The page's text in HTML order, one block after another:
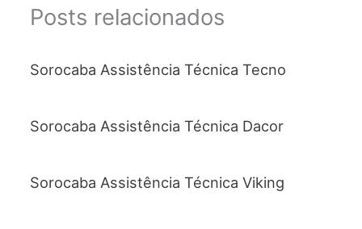
Posts relacionados
Sorocaba Assistência Técnica Tecno
Sorocaba Assistência Técnica Dacor
Sorocaba Assistência Técnica Viking